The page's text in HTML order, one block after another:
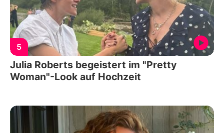
5
Julia Roberts begeistert im "Pretty
Woman"-Look auf Hochzeit